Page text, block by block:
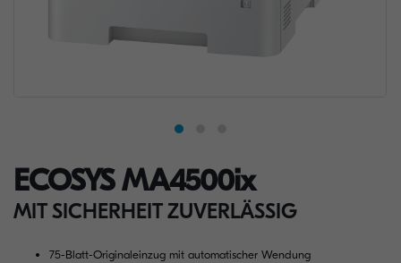
ECOSYS MA4500ix
MIT SICHERHEIT ZUVERLÄSSIG
75-Blatt-Originaleinzug mit automatischer Wendung